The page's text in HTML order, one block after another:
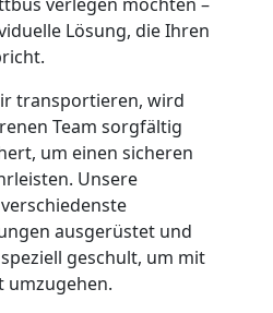
Lösung, die Ihren
transportieren, wird
Team sorgfältig
um einen sicheren
Unsere
ausgerüstet und
geschult, um mit
umzugehen.